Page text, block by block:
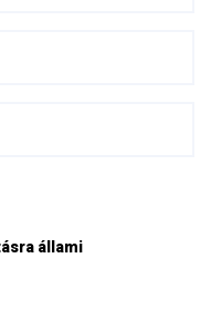
állami